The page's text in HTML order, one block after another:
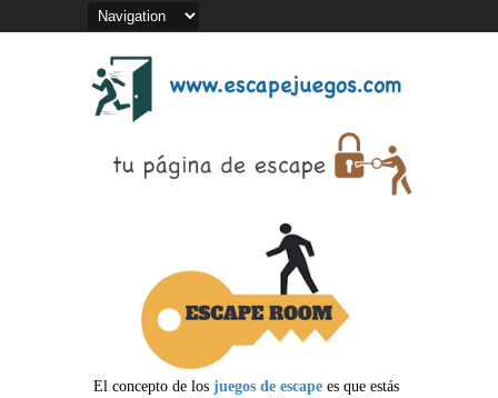
El concepto de los juegos de escape es que estás